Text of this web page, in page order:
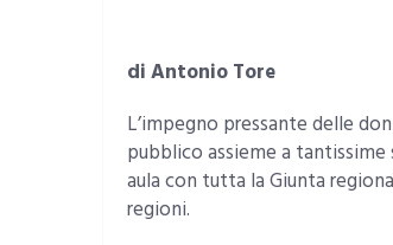
di Antonio Tore
L’impegno pressante delle
pubblico assieme a
aula con tutta la Giunta
regioni.